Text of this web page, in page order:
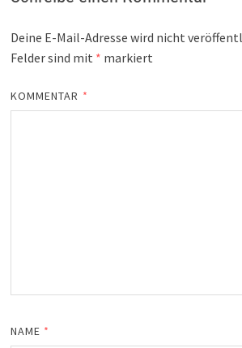
Deine E-Mail-Adresse wird nicht
Felder sind mit * markiert
KOMMENTAR *
NAME *